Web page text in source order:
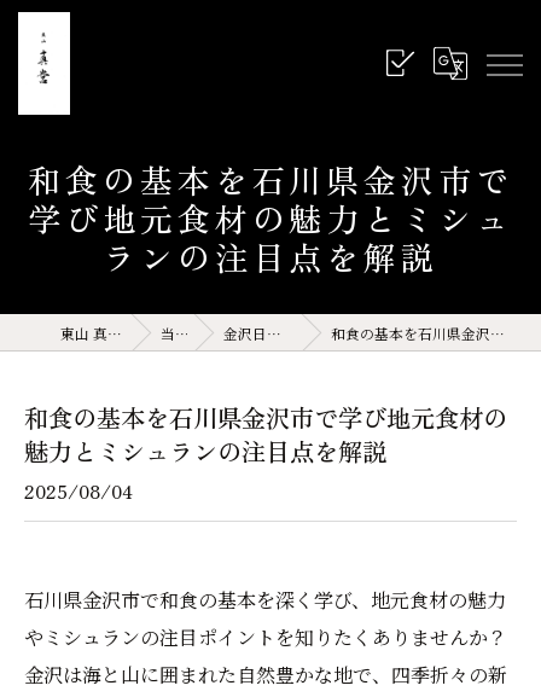
和食の基本を石川県金沢市で
学び地元食材の魅力とミシュ
ランの注目点を解説
東山 真営 石川県 金沢 和食 当店の特徴 金沢日本料理(サイト運営記事) 和食の基本を石川県金沢市で学び地元食材の魅力とミシュランの注目点を解説
和食の基本を石川県金沢市で学び地元食材の
魅力とミシュランの注目点を解説
2025/08/04
石川県金沢市で和食の基本を深く学び、地元食材の魅力
やミシュランの注目ポイントを知りたくありませんか？
金沢は海と山に囲まれた自然豊かな地で、四季折々の新